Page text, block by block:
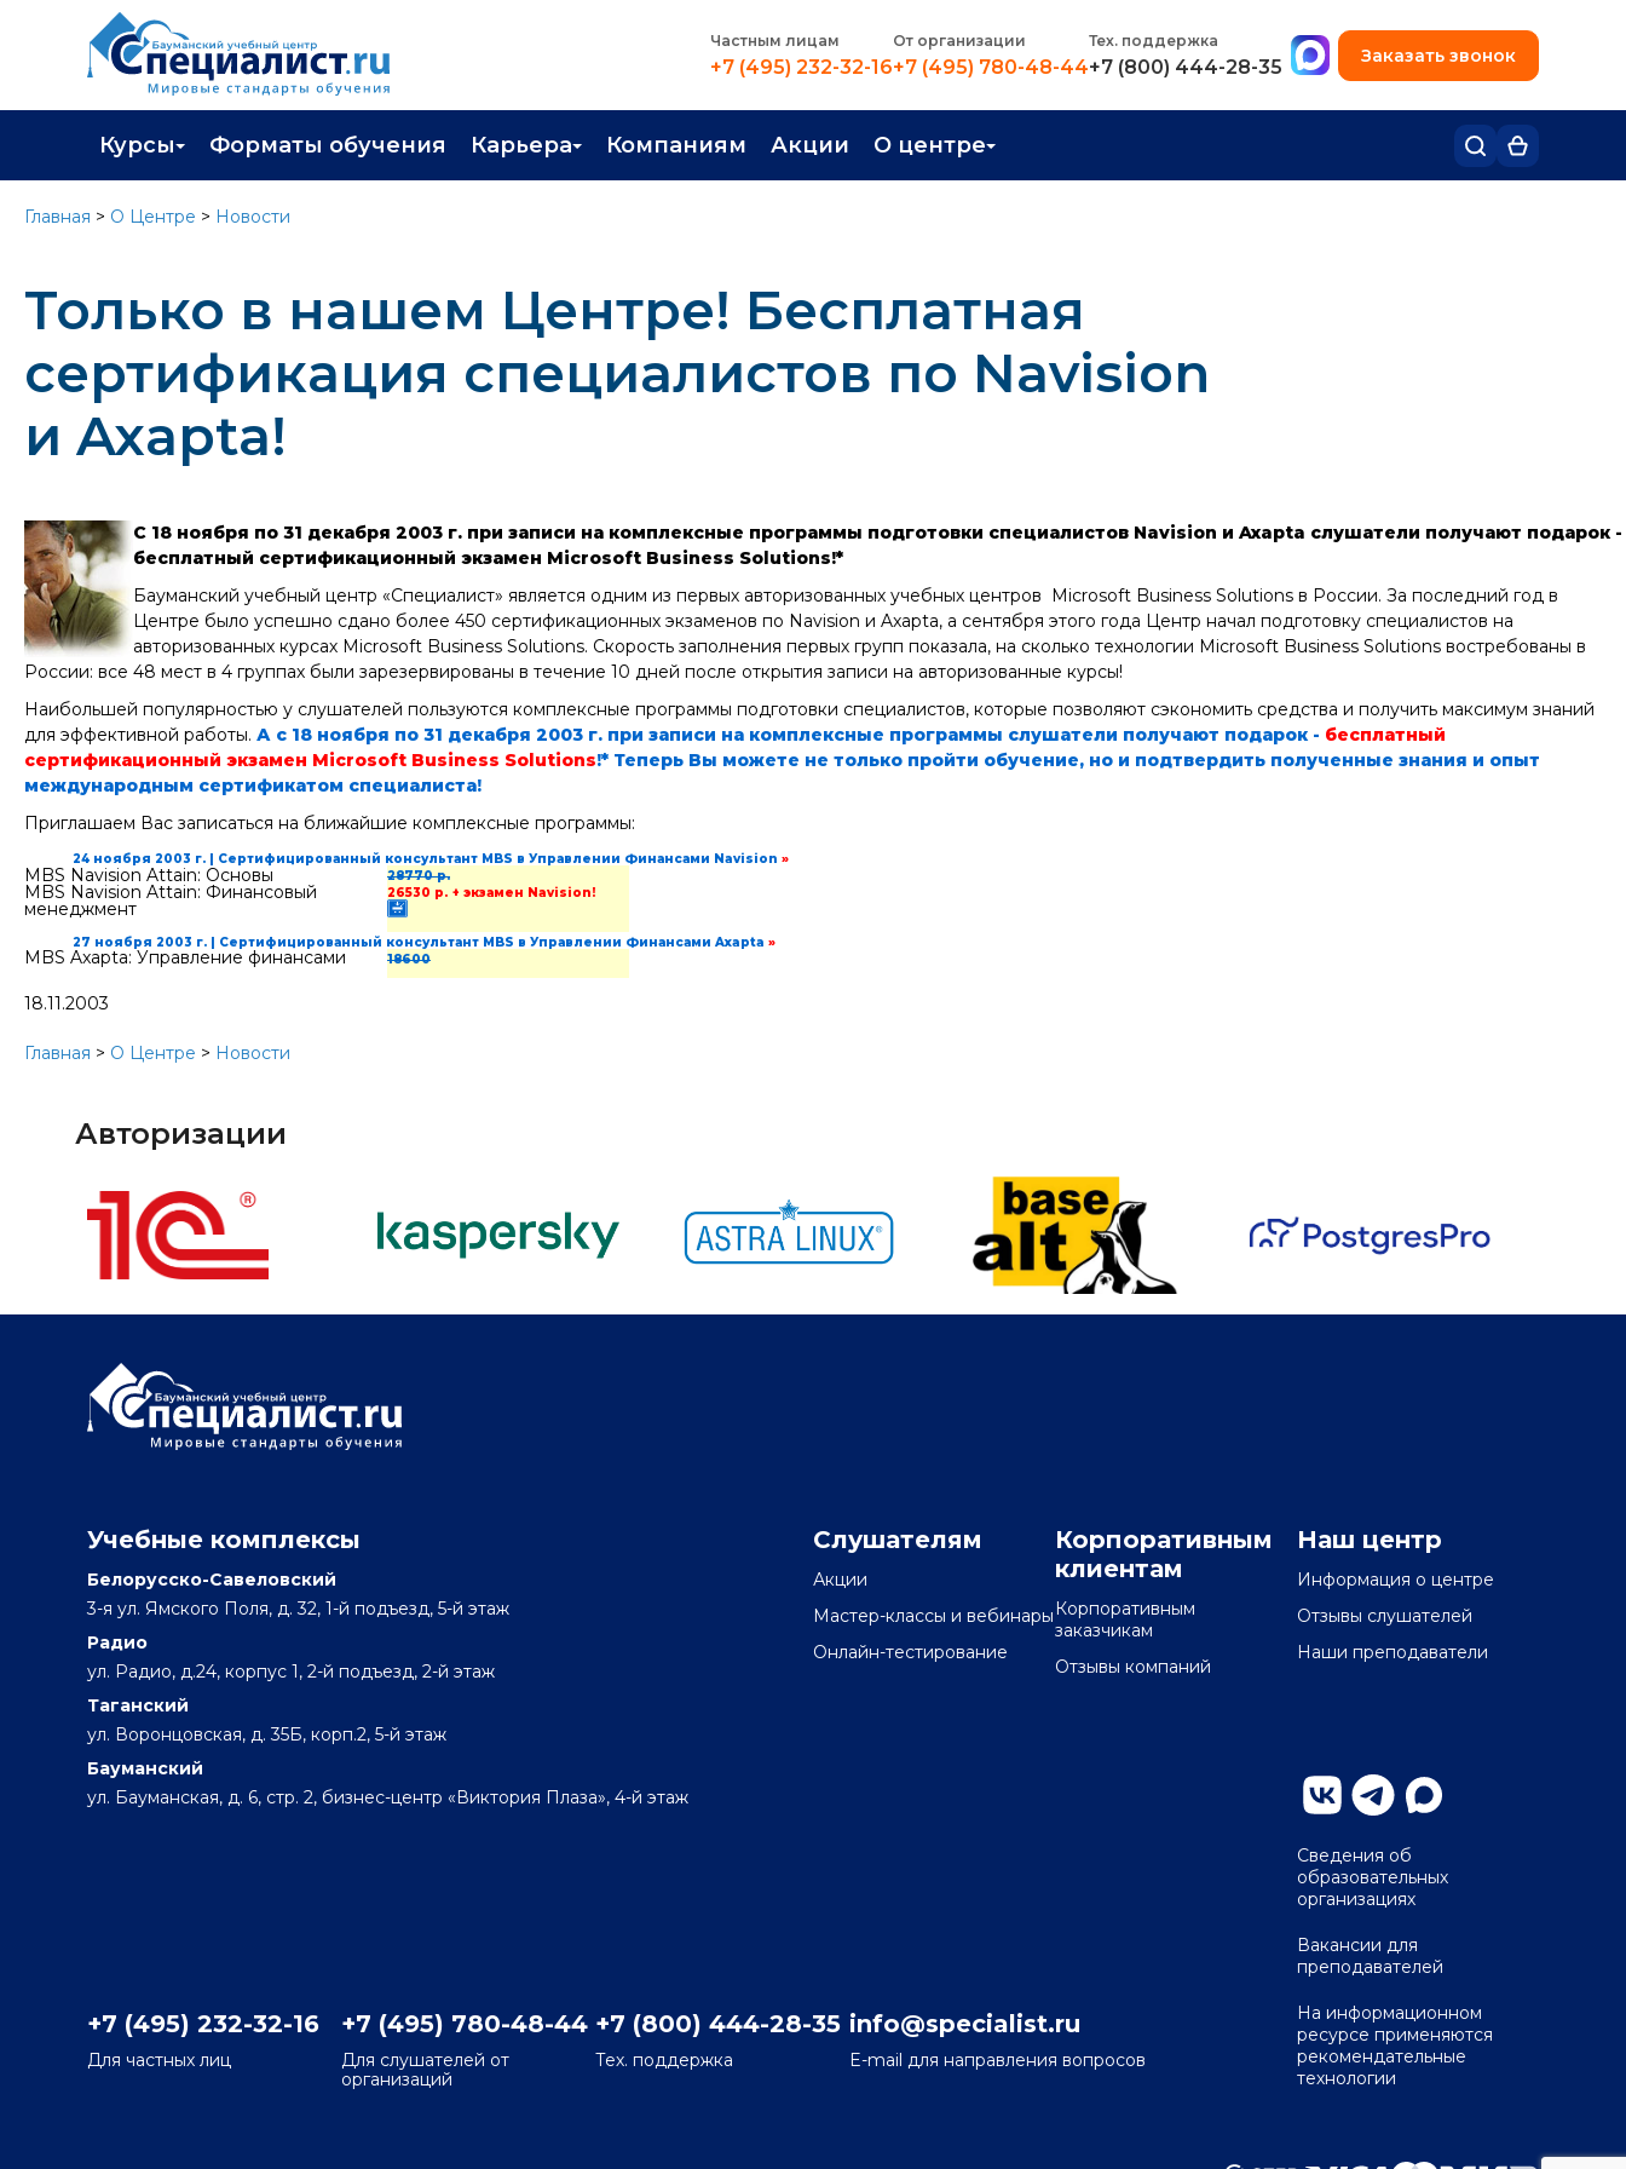
Частным лицам
+7 (495) 232-32-16
От организации
+7 (495) 780-48-44
Тех. поддержка
+7 (800) 444-28-35
+7 (495) 780-48-49
Заказать звонок
Курсы
Каталог курсов
Профессиональная переподготовка
Программа лояльности
Подарить сертификат на обучение
Форматы обучения Карьера
Трудоустройство
Компаниям Акции О центре
О центре
Вакансии
Главная > О Центре > Новости
Только в нашем Центре! Бесплатная
сертификация специалистов по Navision
и Axapta!
С 18 ноября по 31 декабря 2003 г. при записи на комплексные программы подготовки специалистов Navision и Axapta слушатели получают подарок -
бесплатный сертификационный экзамен Microsoft Business Solutions!*
Бауманский учебный центр «Специалист» является одним из первых авторизованных учебных центров Microsoft Business Solutions в России. За последний год в
Центре было успешно сдано более 450 сертификационных экзаменов по Navision и Axapta, а сентября этого года Центр начал подготовку специалистов на
авторизованных курсах Microsoft Business Solutions. Скорость заполнения первых групп показала, на сколько технологии Microsoft Business Solutions востребованы в
России: все 48 мест в 4 группах были зарезервированы в течение 10 дней после открытия записи на авторизованные курсы!
Наибольшей популярностью у слушателей пользуются комплексные программы подготовки специалистов, которые позволяют сэкономить средства и получить максимум знаний
для эффективной работы. А с 18 ноября по 31 декабря 2003 г. при записи на комплексные программы слушатели получают подарок - бесплатный
сертификационный экзамен Microsoft Business Solutions!* Теперь Вы можете не только пройти обучение, но и подтвердить полученные знания и опыт
международным сертификатом специалиста!
Приглашаем Вас записаться на ближайшие комплексные программы:
24 ноября 2003 г. | Сертифицированный консультант MBS в Управлении Финансами Navision »
MBS Navision Attain: Основы
MBS Navision Attain: Финансовый
менеджмент
28770 р.
26530 р. + экзамен Navision!
27 ноября 2003 г. | Сертифицированный консультант MBS в Управлении Финансами Axapta »
MBS Axapta: Управление финансами 18600
18.11.2003
Главная > О Центре > Новости
Авторизации
Учебные комплексы
Белорусско-Савеловский
3-я ул. Ямского Поля, д. 32, 1-й подъезд, 5-й этаж
Радио
ул. Радио, д.24, корпус 1, 2-й подъезд, 2-й этаж
Таганский
ул. Воронцовская, д. 35Б, корп.2, 5-й этаж
Бауманский
ул. Бауманская, д. 6, стр. 2, бизнес-центр «Виктория Плаза», 4-й этаж
Слушателям
Акции
Мастер-классы и вебинары
Онлайн-тестирование
Корпоративным
клиентам
Корпоративным
заказчикам
Отзывы компаний
Наш центр
Информация о центре
Отзывы слушателей
Наши преподаватели
+7 (495) 232-32-16
Для частных лиц
+7 (495) 780-48-44
Для слушателей от
организаций
+7 (800) 444-28-35
Тех. поддержка
info@specialist.ru
E-mail для направления вопросов
Сведения об
образовательных
организациях
Вакансии для
преподавателей
На информационном
ресурсе применяются
рекомендательные
технологии